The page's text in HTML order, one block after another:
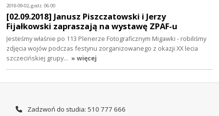
2018-09-02, godz. 06:00
[02.09.2018] Janusz Piszczatowski i Jerzy
Fijałkowski zapraszają na wystawę ZPAF-u
Jesteśmy właśnie po 113 Plenerze Fotograficznym Migawki - robiliśmy
zdjęcia wojów podczas festynu zorganizowanego z okazji XX lecia
szczecińskiej grupy… » więcej
Zadzwoń do studia: 510 777 666